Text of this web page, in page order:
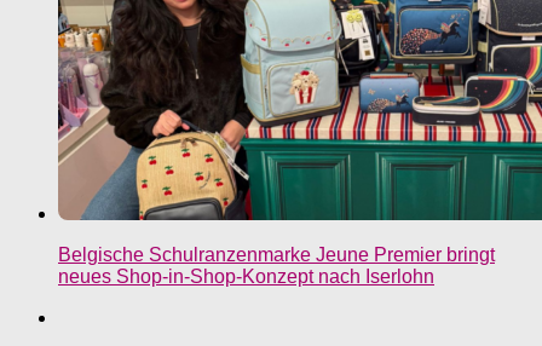
Belgische Schulranzenmarke Jeune Premier bringt
neues Shop-in-Shop-Konzept nach Iserlohn